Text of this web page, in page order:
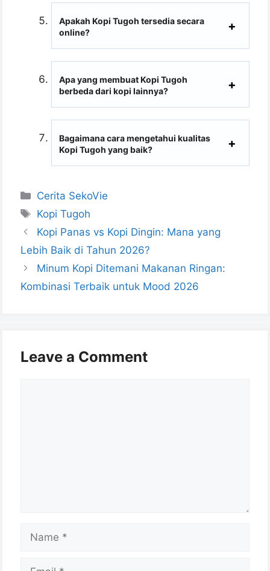
Apakah Kopi Tugoh tersedia secara
online?
Apa yang membuat Kopi Tugoh
berbeda dari kopi lainnya?
Bagaimana cara mengetahui kualitas
Kopi Tugoh yang baik?
Categories
Cerita SekoVie
Tags
Kopi Tugoh
Kopi Panas vs Kopi Dingin: Mana yang
Lebih Baik di Tahun 2026?
Minum Kopi Ditemani Makanan Ringan:
Kombinasi Terbaik untuk Mood 2026
Leave a Comment
Name
Email